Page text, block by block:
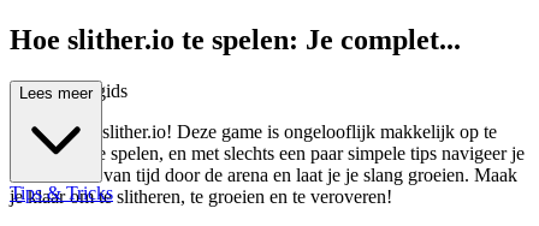
Hoe slither.io te spelen: Je complet...
e beginnersgids
Welkom bij slither.io! Deze game is ongelooflijk makkelijk op te
pakken en te spelen, en met slechts een paar simpele tips navigeer je
in een mum van tijd door de arena en laat je je slang groeien. Maak
je klaar om te slitheren, te groeien en te veroveren!
Lees meer
Tips & Tricks